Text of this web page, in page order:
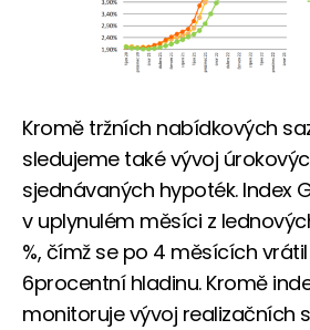
Kromě tržních nabídkových
sledujeme také vývoj
sjednávaných hypoték. Index
v uplynulém měsíci z
%, čímž se po 4 měsících
6procentní hladinu. Kromě
monitoruje vývoj realizačních